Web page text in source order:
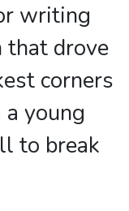
writing
that drove
corners
young
to break